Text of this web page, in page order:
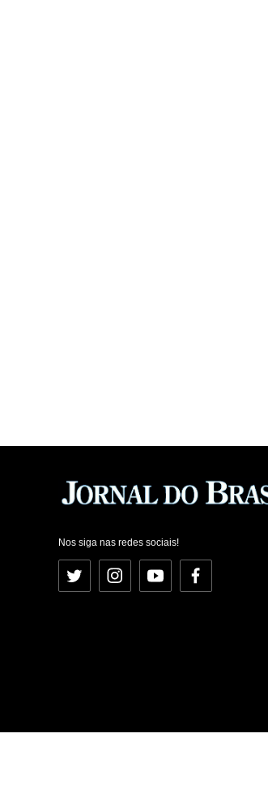
Nos siga nas redes sociais!
Twitter InstagramYouTubeFacebook